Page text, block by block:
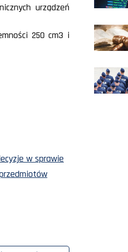
urządzeń
250 cm3 i
w sprawie